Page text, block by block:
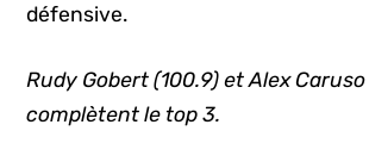
défensive.
Rudy Gobert (100.9) et Alex Caruso
complètent le top 3.